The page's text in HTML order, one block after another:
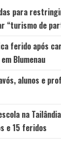
para
“turismo de
ferido após
Blumenau
alunos e
na
e 15 feridos